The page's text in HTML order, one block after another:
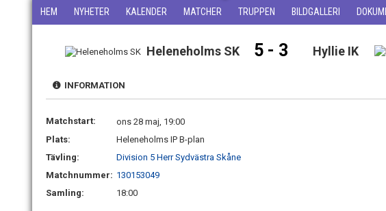
HEM NYHETER KALENDER MATCHER TRUPPEN BILDGALLERI
Heleneholms SK 5 - 3 Hyllie IK
INFORMATION
Matchstart:
ons 28 maj, 19:00
Plats:
Heleneholms IP B-plan
Tävling:
Division 5 Herr Sydvästra Skåne
Matchnummer: 130153049
Samling:
18:00